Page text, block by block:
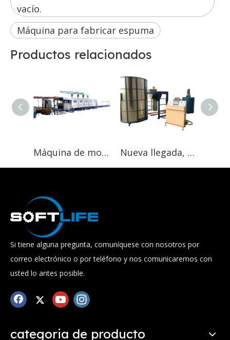
vacío.
Máquina para fabricar espuma
Productos relacionados
Máquina de moldeo continuo de espuma de poliuretano, producto de primera calidad para la fabricación de colchones Nueva llegada, máquina de control PLC semiautomática hecha a medida, espuma de poliuretano
Si tiene alguna pregunta, comuníquese con nosotros por
correo electrónico o por teléfono y nos comunicaremos con
usted lo antes posible.
categoria de producto